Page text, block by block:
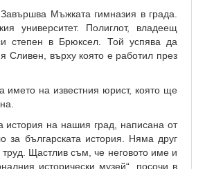
Мъжката гимназия в града.
университет. Полиглот, владеещ
степен в Брюксел. Той успява да
Сливен, върху която е работил през
името на известния юрист, която ще
история на нашия град, написана от
българската история. Няма друг
Щастлив съм, че неговото име и
исторически музей“, посочи в